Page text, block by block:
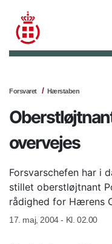
Forsvaret Hærstaben
overvejes
Forsvarschefen har i
stillet oberstløjtnant
rådighed for Hærens
17. maj, 2004 - Kl. 02.00